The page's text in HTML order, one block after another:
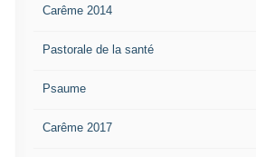
Carême 2014
Pastorale de la santé
Psaume
Carême 2017